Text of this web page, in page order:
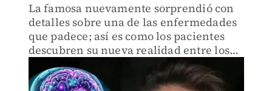
La famosa nuevamente sorprendió con
detalles sobre una de las enfermedades
que padece; así es como los pacientes
descubren su nueva realidad entre los
síntomas y el dolor.